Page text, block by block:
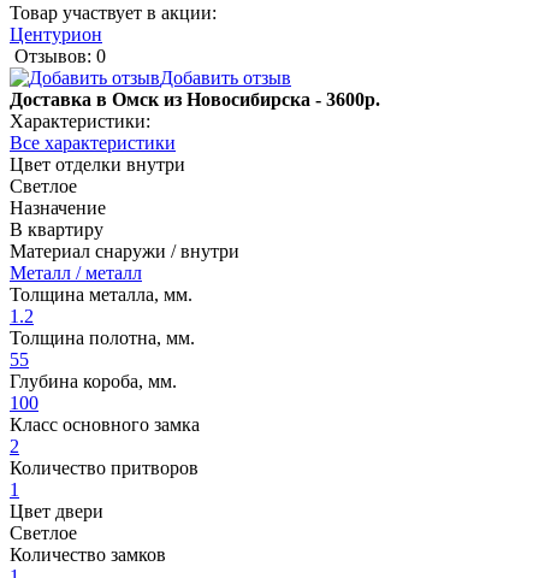
Товар участвует в акции:
Центурион
Отзывов: 0
Добавить отзыв
Доставка в Омск из Новосибирска - 3600р.
Характеристики:
Все характеристики
Цвет отделки внутри
Светлое
Назначение
В квартиру
Материал снаружи / внутри
Металл / металл
Толщина металла, мм.
1.2
Толщина полотна, мм.
55
Глубина короба, мм.
100
Класс основного замка
2
Количество притворов
1
Цвет двери
Светлое
Количество замков